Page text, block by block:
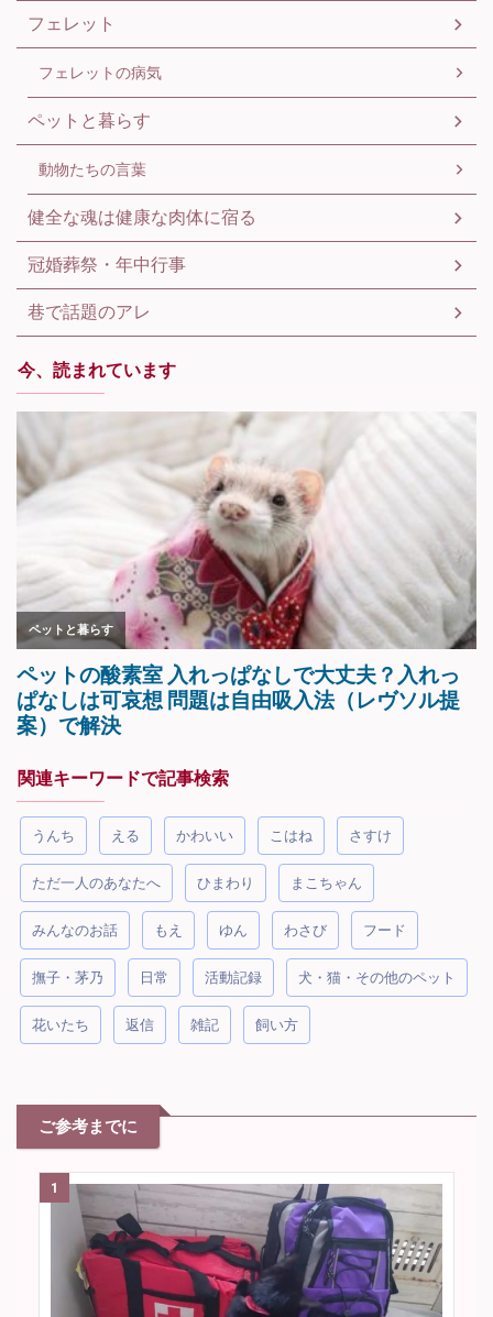
フェレット
フェレットの病気
ペットと暮らす
動物たちの言葉
健全な魂は健康な肉体に宿る
冠婚葬祭・年中行事
巷で話題のアレ
今、読まれています
関連キーワードで記事検索
うんち える かわいい こはね さすけ
ただ一人のあなたへ ひまわり まこちゃん
みんなのお話 もえ ゆん わさび フード
撫子・茅乃 日常 活動記録 犬・猫・その他のペット
花いたち 返信 雑記 飼い方
ご参考までに
1